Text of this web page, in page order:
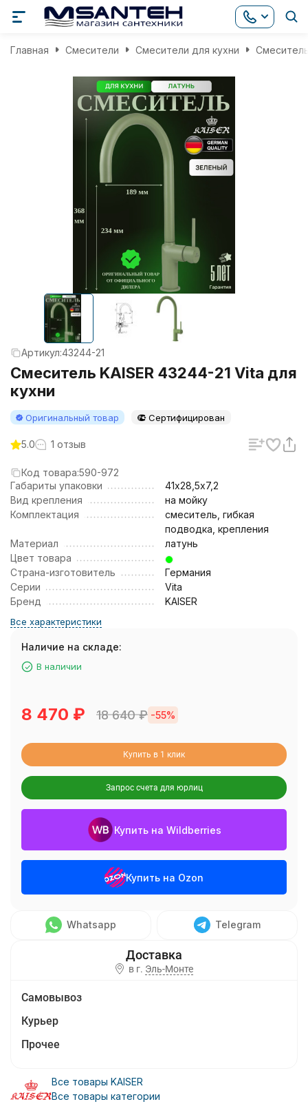
Главная Смесители Смесители для кухни
Артикул:43244-21
Смеситель KAISER 43244-21 Vita для
кухни
Оригинальный товар Сертифицирован
5.0 1 отзыв
Код товара:590-972
Габариты упаковки
41х28,5х7,2
Вид крепления
на мойку
Комплектация
смеситель, гибкая
подводка, крепления
Материал
латунь
Цвет товара
Страна-изготовитель
Германия
Серии
Vita
Бренд
KAISER
Все характеристики
Наличие на складе:
В наличии
8 470 ₽ 18 640₽ -55%
Купить в 1 клик
Запрос счета для юрлиц
Купить на Wildberries
Купить на Ozon
Whatsapp Telegram
в г. Эль-Монте
Самовывоз
Курьер
Прочее
Все товары KAISER
Все товары категории